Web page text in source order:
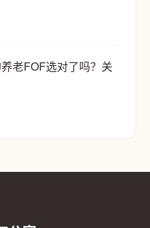
老FOF选对了吗？关